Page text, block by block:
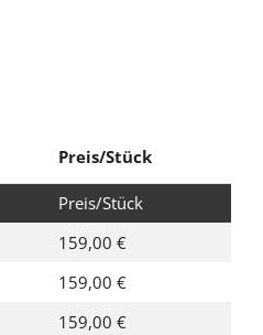
Preis/Stück
Preis/Stück
159,00 €
159,00 €
159,00 €